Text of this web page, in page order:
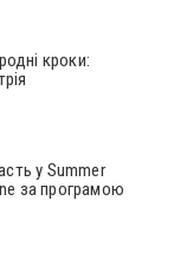
кроки:
у Summer
за програмою